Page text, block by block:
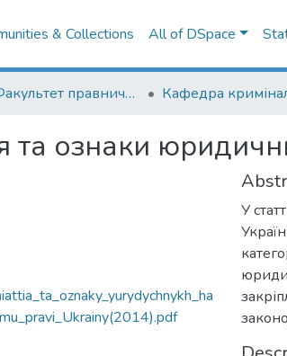
& Collections All of DSpace
004. Факультет правничих наук
та ознаки
У